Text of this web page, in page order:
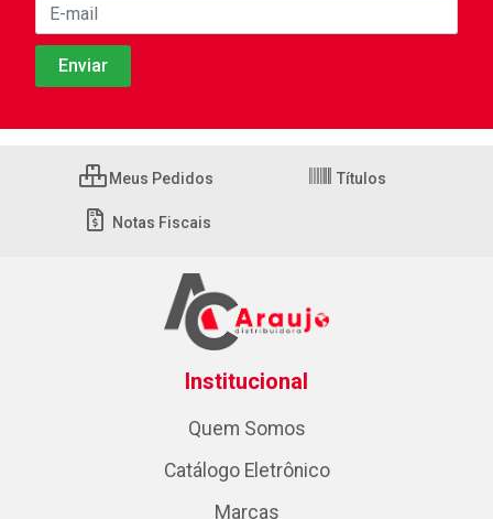
Meus Pedidos Títulos
Notas Fiscais
Institucional
Quem Somos
Catálogo Eletrônico
Marcas